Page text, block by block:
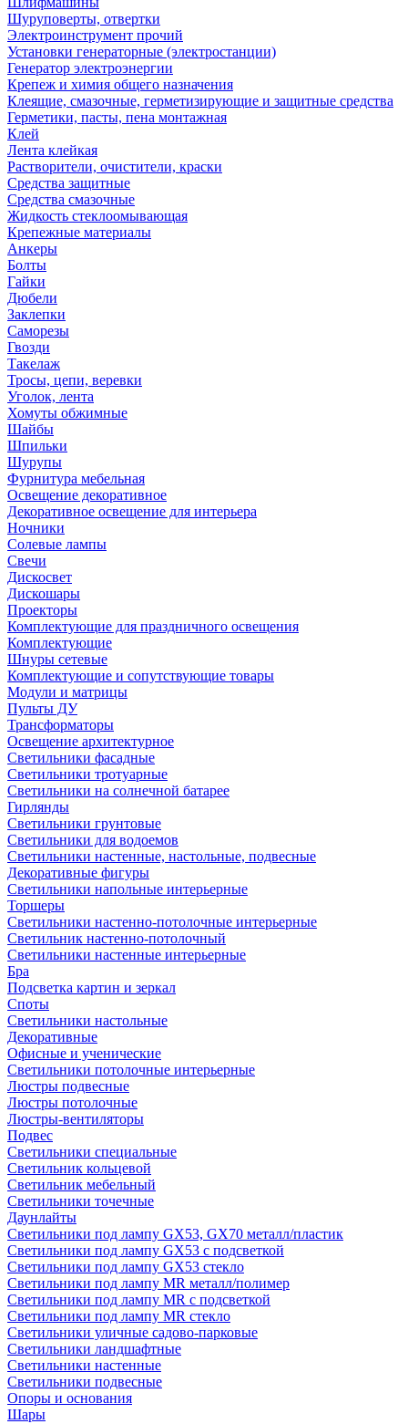
Шуруповерты, отвертки
Электроинструмент прочий
Установки генераторные (электростанции)
Генератор электроэнергии
Крепеж и химия общего назначения
Клеящие, смазочные, герметизирующие и защитные средства
Герметики, пасты, пена монтажная
Клей
Лента клейкая
Растворители, очистители, краски
Средства защитные
Средства смазочные
Жидкость стеклоомывающая
Крепежные материалы
Анкеры
Болты
Гайки
Дюбели
Заклепки
Саморезы
Гвозди
Такелаж
Тросы, цепи, веревки
Уголок, лента
Хомуты обжимные
Шайбы
Шпильки
Шурупы
Фурнитура мебельная
Освещение декоративное
Декоративное освещение для интерьера
Ночники
Солевые лампы
Свечи
Дискосвет
Дискошары
Проекторы
Комплектующие для праздничного освещения
Комплектующие
Шнуры сетевые
Комплектующие и сопутствующие товары
Модули и матрицы
Пульты ДУ
Трансформаторы
Освещение архитектурное
Светильники фасадные
Светильники тротуарные
Светильники на солнечной батарее
Гирлянды
Светильники грунтовые
Светильники для водоемов
Светильники настенные, настольные, подвесные
Декоративные фигуры
Светильники напольные интерьерные
Торшеры
Светильники настенно-потолочные интерьерные
Светильник настенно-потолочный
Светильники настенные интерьерные
Бра
Подсветка картин и зеркал
Споты
Светильники настольные
Декоративные
Офисные и ученические
Светильники потолочные интерьерные
Люстры подвесные
Люстры потолочные
Люстры-вентиляторы
Подвес
Светильники специальные
Светильник кольцевой
Светильник мебельный
Светильники точечные
Даунлайты
Светильники под лампу GX53, GX70 металл/пластик
Светильники под лампу GX53 с подсветкой
Светильники под лампу GX53 стекло
Светильники под лампу MR металл/полимер
Светильники под лампу MR с подсветкой
Светильники под лампу MR стекло
Светильники уличные садово-парковые
Светильники ландшафтные
Светильники настенные
Светильники подвесные
Опоры и основания
Шары